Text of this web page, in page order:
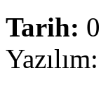
Tarih:
Yazılım: